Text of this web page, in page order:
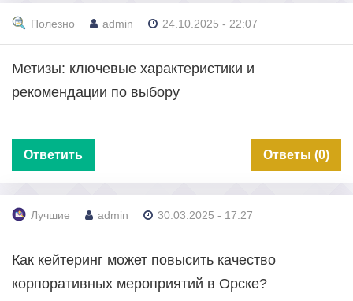
Полезно admin 24.10.2025 - 22:07
Метизы: ключевые характеристики и
рекомендации по выбору
Ответить Ответы (0)
Лучшие admin 30.03.2025 - 17:27
Как кейтеринг может повысить качество
корпоративных мероприятий в Орске?